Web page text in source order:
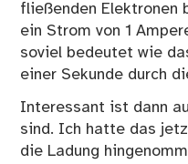
fließenden Elektronen
ein Strom von 1
soviel bedeutet wie
einer Sekunde durch
Interessant ist dann
sind. Ich hatte das
die Ladung